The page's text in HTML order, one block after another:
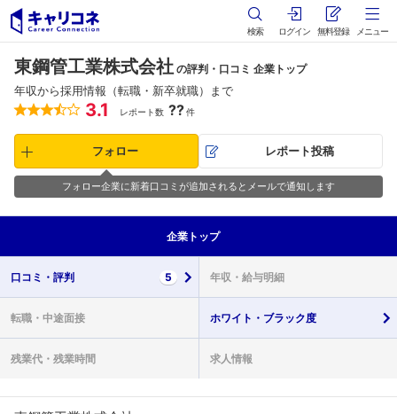
検索 ログイン 無料登録 メニュー
東鋼管工業株式会社 の評判・口コミ 企業トップ
年収から採用情報（転職・新卒就職）まで
3.1 レポート数 ??件
フォロー レポート投稿
フォロー企業に新着口コミが追加されるとメールで通知します
企業 トップ
口コミ・ 評判 5 年収・ 給与明細
転職・ 中途面接 ホワイト・ ブラック度
残業代・ 残業時間 求人情報